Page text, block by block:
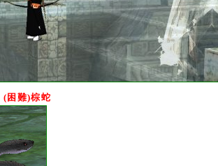
(困難)棕蛇